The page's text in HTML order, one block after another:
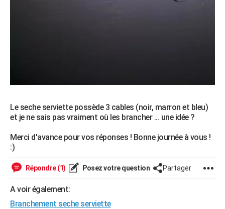
Le seche serviette possède 3 cables (noir, marron et bleu)
et je ne sais pas vraiment où les brancher ... une idée ?
Merci d'avance pour vos réponses ! Bonne journée à vous !
:)
Répondre (1) Posez votre question Partager
A voir également:
Branchement seche serviette